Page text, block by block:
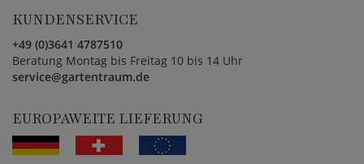
KUNDENSERVICE
+49 (0)3641 4787510
Beratung Montag bis Freitag 10 bis 14 Uhr
service@gartentraum.de
EUROPAWEITE LIEFERUNG